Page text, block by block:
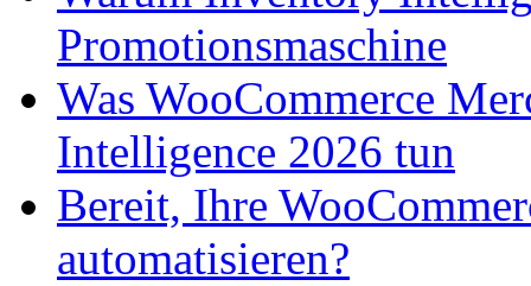
Promotionsmaschine
Was WooCommerce
Intelligence 2026 tun
Bereit, Ihre
automatisieren?